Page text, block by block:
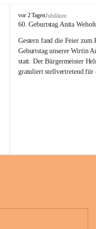
T
o
a
j
vor 2 TagenJubiläum
60. Geburtstag Anita
Gestern fand die Feier zum
Geburtstag unserer Wirtin
statt. Der Bürgermeister
gratuliert stellvertretend für
Gesundheit, Gelassenheit